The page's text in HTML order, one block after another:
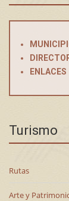
ENLACES
Turismo
Rutas
Arte y